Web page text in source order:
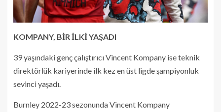
KOMPANY, BİR İLKİ YAŞADI
39 yaşındaki genç çalıştırıcı Vincent Kompany ise teknik
direktörlük kariyerinde ilk kez en üst ligde şampiyonluk
sevinci yaşadı.
Burnley 2022-23 sezonunda Vincent Kompany